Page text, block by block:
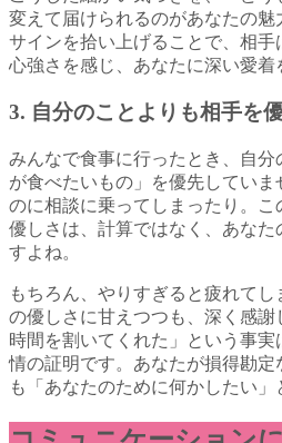
変えて届けられるのがあなたの
サインを拾い上げることで、相手
心強さを感じ、あなたに深い愛着
3. 自分のことよりも相手を
みんなで食事に行ったとき、自
が食べたいもの」を優先してい
のに相談に乗ってしまったり。
優しさは、計算ではなく、あな
すよね。
もちろん、やりすぎると疲れて
の優しさに甘えつつも、深く感
時間を割いてくれた」という事
情の証明です。あなたが損得勘定
も「あなたのために何かしたい」